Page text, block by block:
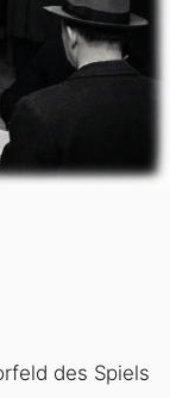
des Spiels